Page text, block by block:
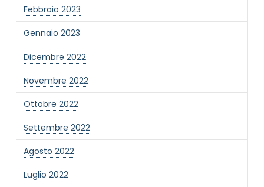
Febbraio 2023
Gennaio 2023
Dicembre 2022
Novembre 2022
Ottobre 2022
Settembre 2022
Agosto 2022
Luglio 2022